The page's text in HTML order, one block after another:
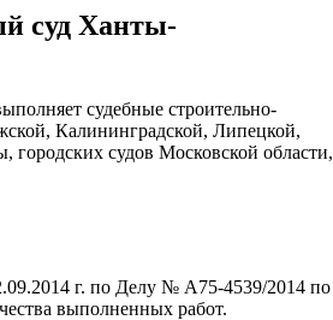
суд Ханты-
судебные строительно-
Калининградской, Липецкой,
городских судов Московской области,
г. по Делу № А75-4539/2014 по
выполненных работ.